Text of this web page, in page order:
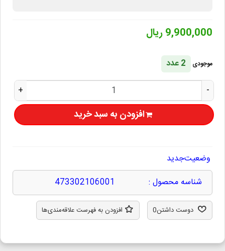
9,900,000 ریال
موجودی
2 عدد
-
+
افزودن به سبد خرید
وضعیتجدید
شناسه محصول :
473302106001
دوست داشتن0 افزودن به فهرست علاقه‌مندی‌ها